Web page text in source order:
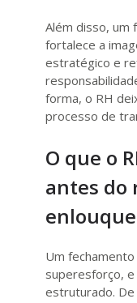
Além disso, um
fortalece a
estratégico e
forma, o RH
processo de
O que o
antes do
Um
superesforço,
estruturado.